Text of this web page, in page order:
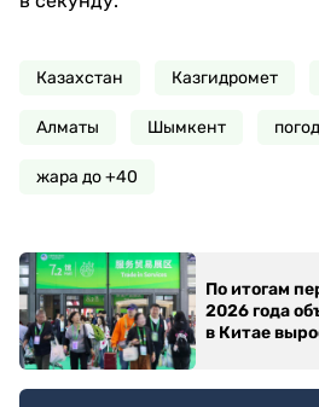
Казахстан Казгидромет
Алматы Шымкент
жара до +40
По итогам
2026 года
в Китае